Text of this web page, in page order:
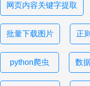
网页内容关键字提取
批量下载图片 正
python爬虫 数